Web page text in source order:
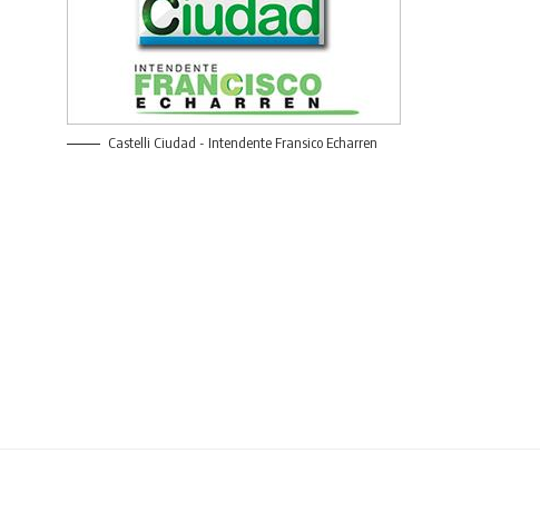
Castelli Ciudad - Intendente Fransico Echarren